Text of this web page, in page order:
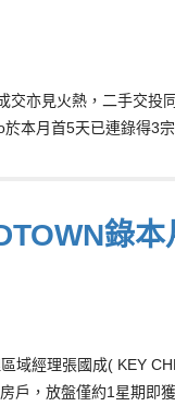
交亦見火熱，二手交
於本月首5天已連錄得3
錄
域經理張國成( KEY
戶，放盤僅約1星期即